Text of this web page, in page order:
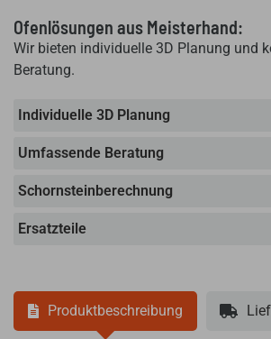
Ofenlösungen aus Meisterhand:
Wir bieten individuelle 3D Planung und
Beratung.
Individuelle 3D Planung
Umfassende Beratung
Schornsteinberechnung
Ersatzteile
Produktbeschreibung